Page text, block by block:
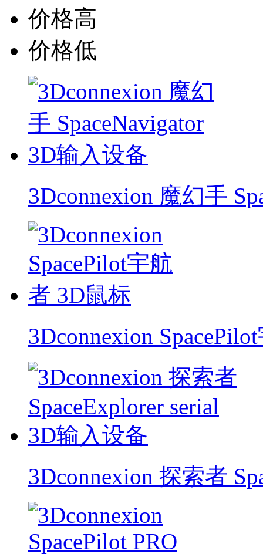
价格高
价格低
3Dconnexion 魔幻手
3Dconnexion
3Dconnexion 探索者